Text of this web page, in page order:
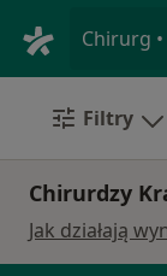
Filtry
Chirurdzy
Jak działają